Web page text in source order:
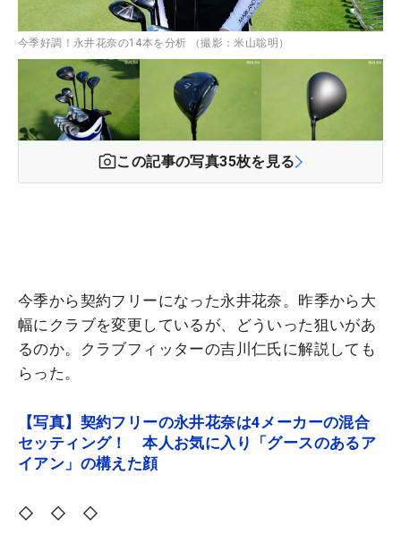
今季好調！永井花奈の14本を分析 （撮影：米山聡明）
この記事の写真35枚を見る
今季から契約フリーになった永井花奈。昨季から大
幅にクラブを変更しているが、どういった狙いがあ
るのか。クラブフィッターの吉川仁氏に解説しても
らった。
【写真】契約フリーの永井花奈は4メーカーの混合
セッティング！ 本人お気に入り「グースのあるア
イアン」の構えた顔
◇ ◇ ◇